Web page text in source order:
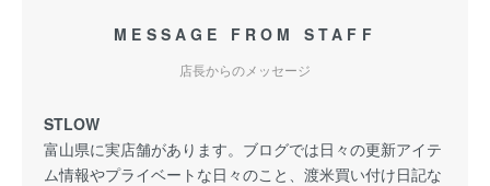
MESSAGE FROM STAFF
店長からのメッセージ
STLOW
富山県に実店舗があります。ブログでは日々の更新アイテ
ム情報やプライベートな日々のこと、渡米買い付け日記な